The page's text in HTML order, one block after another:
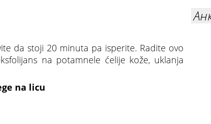
da stoji 20 minuta pa isperite. Radite ovo
na potamnele ćelije kože, uklanja
na licu